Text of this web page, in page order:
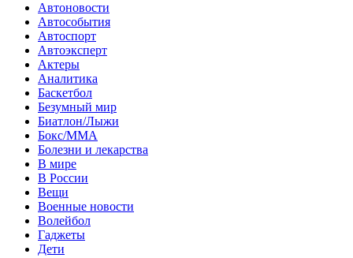
Автоновости
Автособытия
Автоспорт
Автоэксперт
Актеры
Аналитика
Баскетбол
Безумный мир
Биатлон/Лыжи
Бокс/MMA
Болезни и лекарства
В мире
В России
Вещи
Военные новости
Волейбол
Гаджеты
Дети